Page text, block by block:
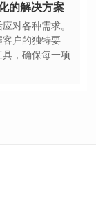
的解决方案